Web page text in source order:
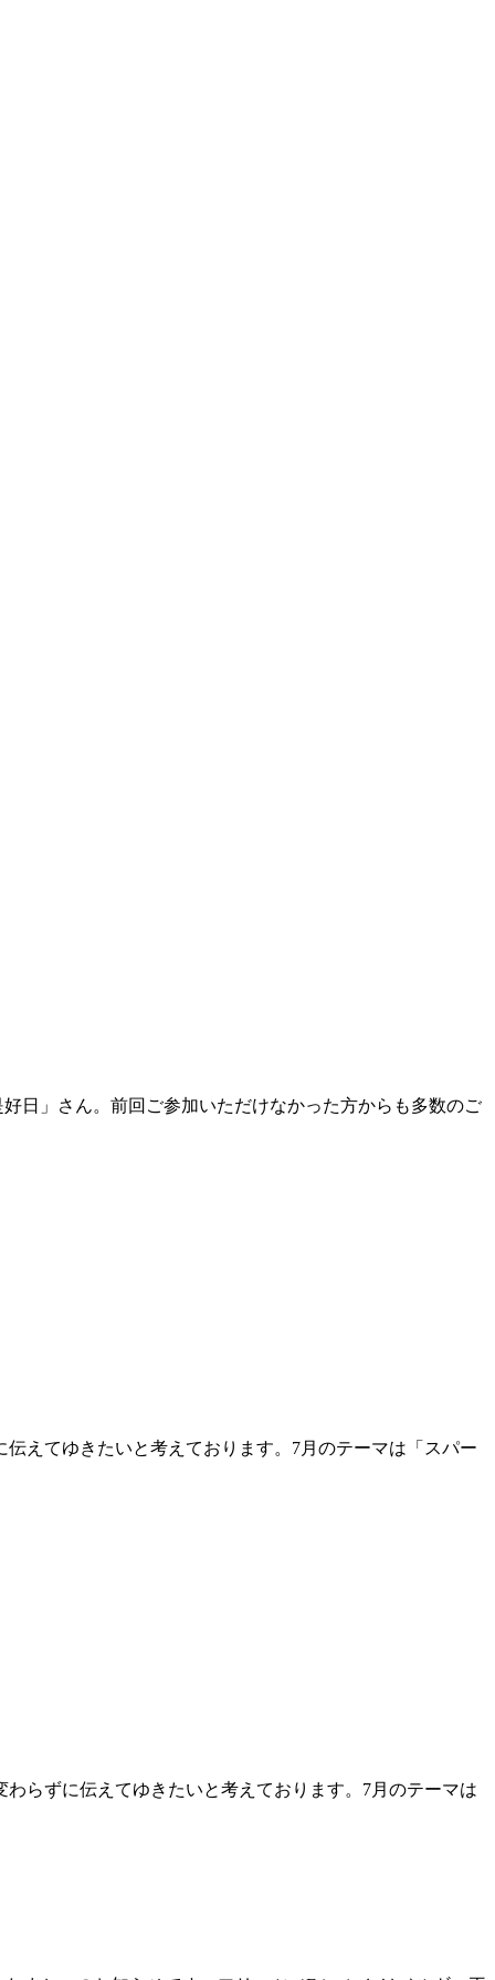
日」さん。前回ご参加いただけなかった方からも多数のご
えてゆきたいと考えております。7月のテーマは「スパー
らずに伝えてゆきたいと考えております。7月のテーマは